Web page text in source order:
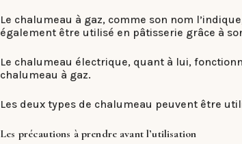
Le chalumeau à gaz, comme son nom
également être utilisé en pâtisserie grâce à
Le chalumeau électrique, quant à lui,
chalumeau à gaz.
Les deux types de chalumeau peuvent être
Les précautions à prendre avant l’utilisation